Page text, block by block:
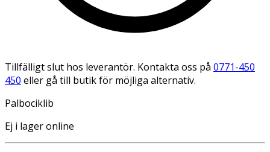
Tillfälligt slut hos leverantör. Kontakta oss på 0771-450
450 eller gå till butik för möjliga alternativ.
Palbociklib
Ej i lager online